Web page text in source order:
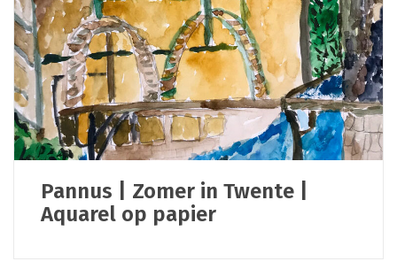
Pannus | Zomer in Twente |
Aquarel op papier